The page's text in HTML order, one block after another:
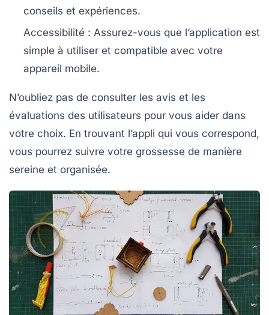
conseils et expériences.
Accessibilité : Assurez-vous que l’application est
simple à utiliser et compatible avec votre
appareil mobile.
N’oubliez pas de consulter les avis et les
évaluations des utilisateurs pour vous aider dans
votre choix. En trouvant l’appli qui vous correspond,
vous pourrez suivre votre grossesse de manière
sereine et organisée.